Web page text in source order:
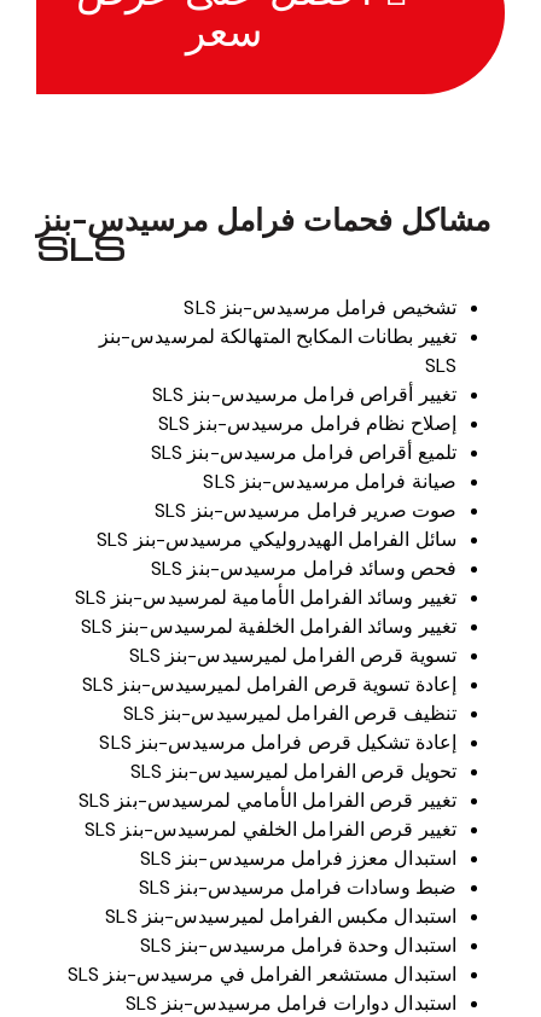
سعر
مشاكل فحمات فرامل مرسيدس-بنز
SLS
تشخيص فرامل مرسيدس-بنز SLS
تغيير بطانات المكابح المتهالكة لمرسيدس-بنز
SLS
تغيير أقراص فرامل مرسيدس-بنز SLS
إصلاح نظام فرامل مرسيدس-بنز SLS
تلميع أقراص فرامل مرسيدس-بنز SLS
صيانة فرامل مرسيدس-بنز SLS
صوت صرير فرامل مرسيدس-بنز SLS
سائل الفرامل الهيدروليكي مرسيدس-بنز SLS
فحص وسائد فرامل مرسيدس-بنز SLS
تغيير وسائد الفرامل الأمامية لمرسيدس-بنز SLS
تغيير وسائد الفرامل الخلفية لمرسيدس-بنز SLS
تسوية قرص الفرامل لميرسيدس-بنز SLS
إعادة تسوية قرص الفرامل لميرسيدس-بنز SLS
تنظيف قرص الفرامل لميرسيدس-بنز SLS
إعادة تشكيل قرص فرامل مرسيدس-بنز SLS
تحويل قرص الفرامل لميرسيدس-بنز SLS
تغيير قرص الفرامل الأمامي لمرسيدس-بنز SLS
تغيير قرص الفرامل الخلفي لمرسيدس-بنز SLS
استبدال معزز فرامل مرسيدس-بنز SLS
ضبط وسادات فرامل مرسيدس-بنز SLS
استبدال مكبس الفرامل لميرسيدس-بنز SLS
استبدال وحدة فرامل مرسيدس-بنز SLS
استبدال مستشعر الفرامل في مرسيدس-بنز SLS
استبدال دوارات فرامل مرسيدس-بنز SLS